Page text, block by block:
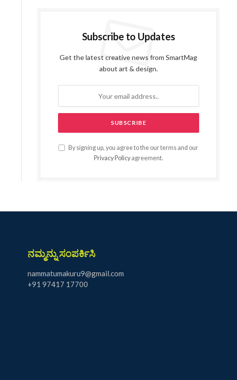
Subscribe to Updates
Get the latest creative news from SmartMag
about art & design.
By signing up, you agree to the our terms and our
Privacy Policyagreement.
ನಮ್ಮನ್ನು ಸಂಪರ್ಕಿಸಿ
nammatumakuru9@gmail.com
+91 97417 17700